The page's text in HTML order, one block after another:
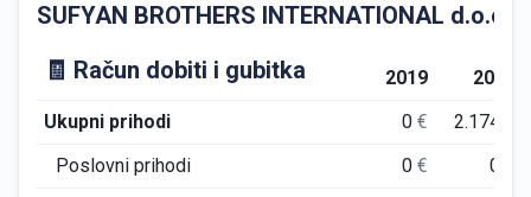
SUFYAN BROTHERS INTERNATIONAL
🧾 Račun dobiti i gubitka
2019
2020
Ukupni prihodi
0€ 2.174
Poslovni prihodi
0€ 0